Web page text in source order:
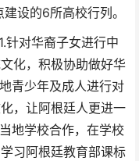
设的6所高校行列。
对华裔子女进行中
化，积极协助做好华
青少年及成人进行对
，让阿根廷人更进一
地学校合作，在学校
习阿根廷教育部课标